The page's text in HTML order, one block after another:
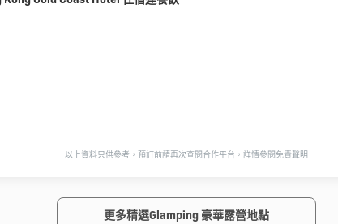
以上資料只供參考，預訂前請再次查閱合作平台，詳情參閱免責聲明
更多精選Glamping 豪華露營地點